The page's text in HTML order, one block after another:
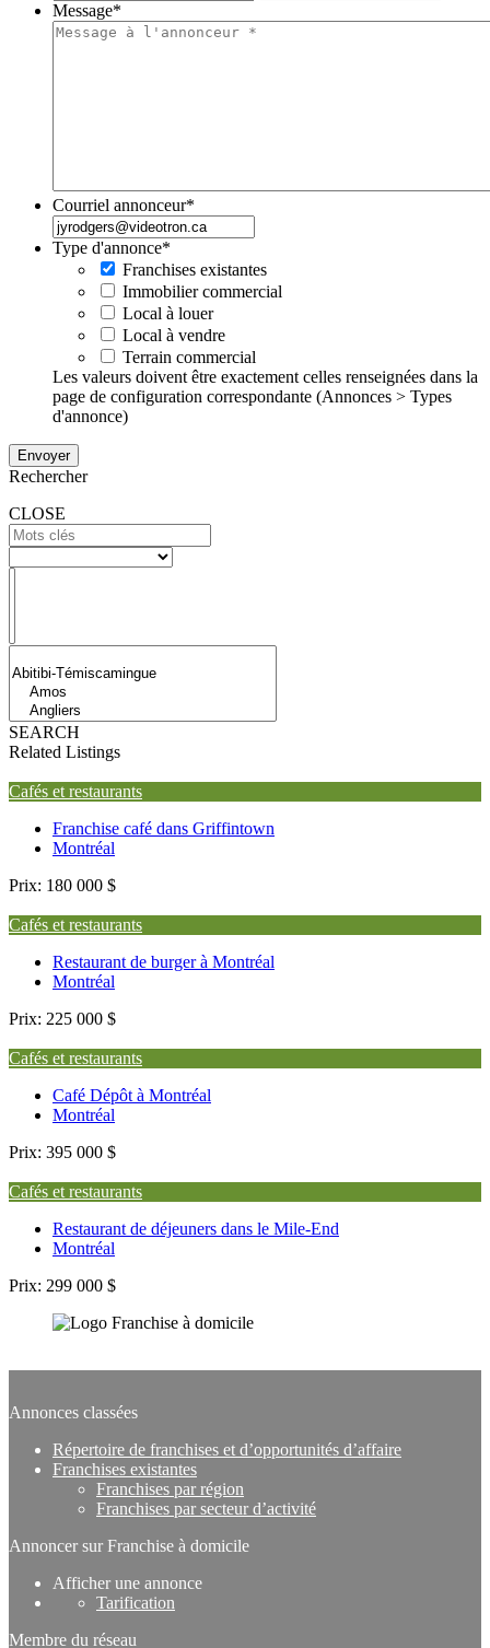
Message*
Courriel annonceur*
Type d'annonce*
Franchises existantes
Immobilier commercial
Local à louer
Local à vendre
Terrain commercial
Les valeurs doivent être exactement celles renseignées dans la
page de configuration correspondante (Annonces > Types
d'annonce)
Rechercher
CLOSE
SEARCH
Related Listings
Cafés et restaurants
Franchise café dans Griffintown
Montréal
Prix: 180 000 $
Cafés et restaurants
Restaurant de burger à Montréal
Montréal
Prix: 225 000 $
Cafés et restaurants
Café Dépôt à Montréal
Montréal
Prix: 395 000 $
Cafés et restaurants
Restaurant de déjeuners dans le Mile-End
Montréal
Prix: 299 000 $
Annonces classées
Répertoire de franchises et d’opportunités d’affaire
Franchises existantes
Franchises par région
Franchises par secteur d’activité
Annoncer sur Franchise à domicile
Afficher une annonce
Tarification
Membre du réseau